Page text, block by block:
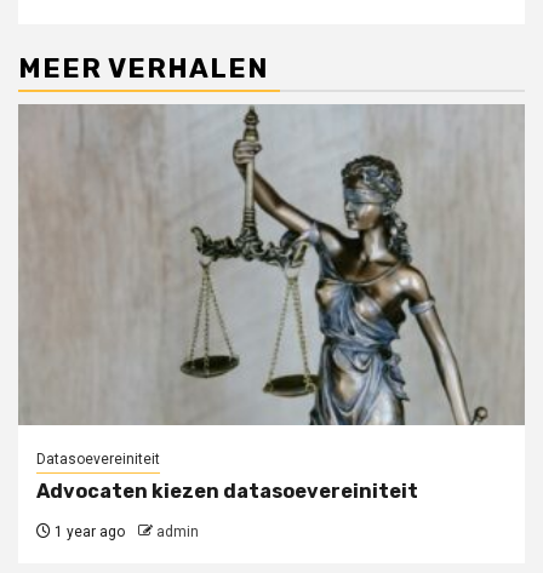
MEER VERHALEN
Datasoevereiniteit
Advocaten kiezen datasoevereiniteit
1 year ago admin